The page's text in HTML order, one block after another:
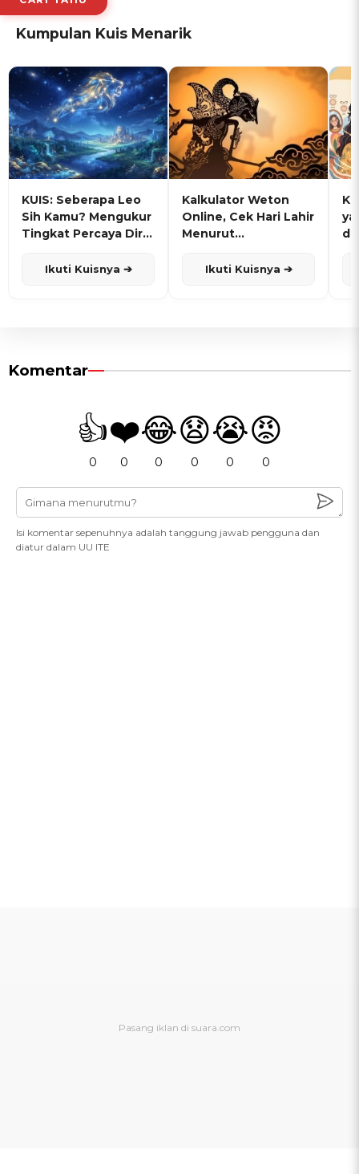
Kumpulan Kuis Menarik
KUIS: Seberapa Leo
Sih Kamu? Mengukur
Tingkat Percaya Diri
Ikuti Kuisnya ➔
Kalkulator Weton
Online, Cek Hari Lahir
Menurut
Ikuti Kuisnya ➔
Komentar
👍
0
❤️
0
😂
0
😧
0
😭
0
😡
0
Isi komentar sepenuhnya adalah tanggung jawab pengguna dan
diatur dalam UU ITE